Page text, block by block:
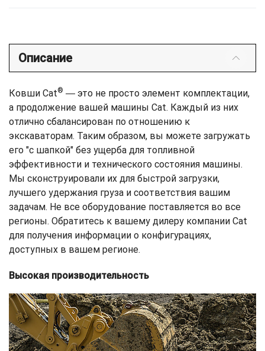
Описание
Ковши Cat® ― это не просто элемент комплектации,
а продолжение вашей машины Cat. Каждый из них
отлично сбалансирован по отношению к
экскаваторам. Таким образом, вы можете загружать
его "с шапкой" без ущерба для топливной
эффективности и технического состояния машины.
Мы сконструировали их для быстрой загрузки,
лучшего удержания груза и соответствия вашим
задачам. Не все оборудование поставляется во все
регионы. Обратитесь к вашему дилеру компании Cat
для получения информации о конфигурациях,
доступных в вашем регионе.
Высокая производительность